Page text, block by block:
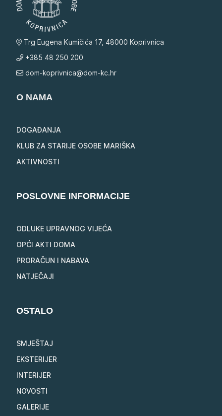
Trg Eugena Kumičića 17, 48000 Koprivnica
+385 48 250 200
dom-koprivnica@dom-kc.hr
O NAMA
DOGAĐANJA
KLUB ZA STARIJE OSOBE MARIŠKA
AKTIVNOSTI
POSLOVNE INFORMACIJE
ODLUKE UPRAVNOG VIJEĆA
OPĆI AKTI DOMA
PRORAČUN I NABAVA
NATJEČAJI
OSTALO
SMJEŠTAJ
EKSTERIJER
INTERIJER
NOVOSTI
GALERIJE